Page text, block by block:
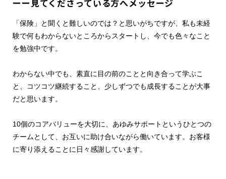
ーー見てくださっている方へメッセージ
「保険」と聞くと難しいのでは？と思いがちですが、私も未経
験で何もわからないところからスタートし、今でも色々なこと
を勉強中です。
わからない中でも、素直に目の前のことと向き合って学ぶこ
と、コツコツ継続すること、少しずつでも成長することが大事
だと思います。
10個のコアバリューを大切に、あゆみサポートというひとつの
チームとして、お互いに助け合いながら働いています。お客様
に寄り添えることに日々感謝しています。